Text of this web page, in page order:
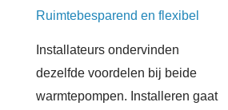
Ruimtebesparend en flexibel
Installateurs ondervinden
dezelfde voordelen bij beide
warmtepompen. Installeren gaat